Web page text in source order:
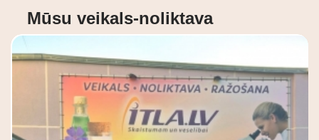
Mūsu veikals-noliktava